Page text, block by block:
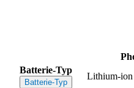
Batterie-Typ
Batterie-Typ
Lithium-ion